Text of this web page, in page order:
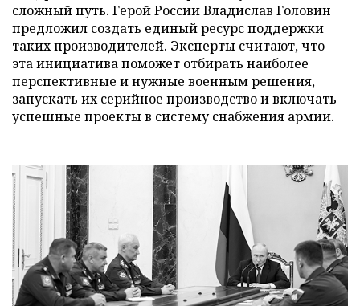
сложный путь. Герой России Владислав Головин
предложил создать единый ресурс поддержки
таких производителей. Эксперты считают, что
эта инициатива поможет отбирать наиболее
перспективные и нужные военным решения,
запускать их серийное производство и включать
успешные проекты в систему снабжения армии.